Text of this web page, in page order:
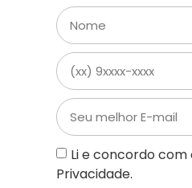
Li e concordo
Privacidade.